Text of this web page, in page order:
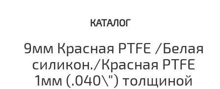
КАТАЛОГ
9мм Красная PTFE /Белая
силикон./Красная PTFE
1мм (.040\") толщиной